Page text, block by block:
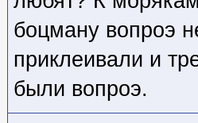
боцману вопроэ
приклеивали и
были вопроэ.